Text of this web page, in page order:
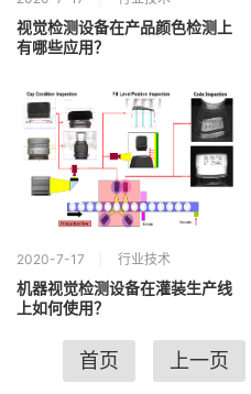
视觉检测设备在产品颜色检测上
有哪些应用？
2020-7-17 行业技术
机器视觉检测设备在灌装生产线
上如何使用？
首页 上一页